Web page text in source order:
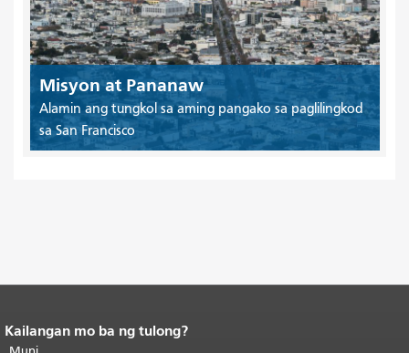
Misyon at Pananaw
Alamin ang tungkol sa aming pangako sa paglilingkod
sa San Francisco
Katapusan ng nilalaman ng
Kailangan mo ba ng tulong?